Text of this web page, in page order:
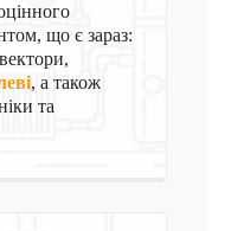
що є зараз:
, а також
та